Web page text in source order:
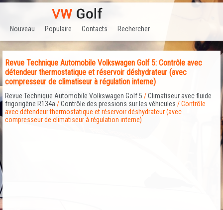
Nouveau Populaire Contacts Rechercher
Revue Technique Automobile Volkswagen Golf 5: Contrôle avec
détendeur thermostatique et réservoir déshydrateur (avec
compresseur de climatiseur à régulation interne)
Revue Technique Automobile Volkswagen Golf 5 /Climatiseur avec fluide
frigorigène R134a /Contrôle des pressions sur les véhicules / Contrôle
avec détendeur thermostatique et réservoir déshydrateur (avec
compresseur de climatiseur à régulation interne)